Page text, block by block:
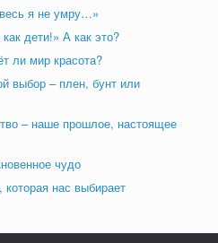
я не умру…»
дети!» А как это?
ли мир красота?
выбор – плен, бунт или
– наше прошлое, настоящее
чудо
нас выбирает